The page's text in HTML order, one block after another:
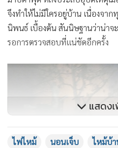
จึงทำให้ไม่มีใครอยู่บ้าน เนื่องจาก
นิพนธ์ เบื้องต้น สันนิษฐานว่าน่าจ
รอการตรวจสอบที่แน่ชัดอีกครั้ง
แสดง
ไฟไหม้ นอนเจ็บ ไหม้บ้